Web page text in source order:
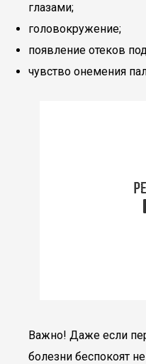
глазами;
головокружение;
появление отеков
чувство онемения
Важно! Даже если
болезни беспокоят